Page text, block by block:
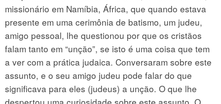
missionário em Namíbia, África, que quando estava
presente em uma cerimônia de batismo, um judeu,
amigo pessoal, lhe questionou por que os cristãos
falam tanto em “unção”, se isto é uma coisa que tem
a ver com a prática judaica. Conversaram sobre este
assunto, e o seu amigo judeu pode falar do que
significava para eles (judeus) a unção. O que lhe